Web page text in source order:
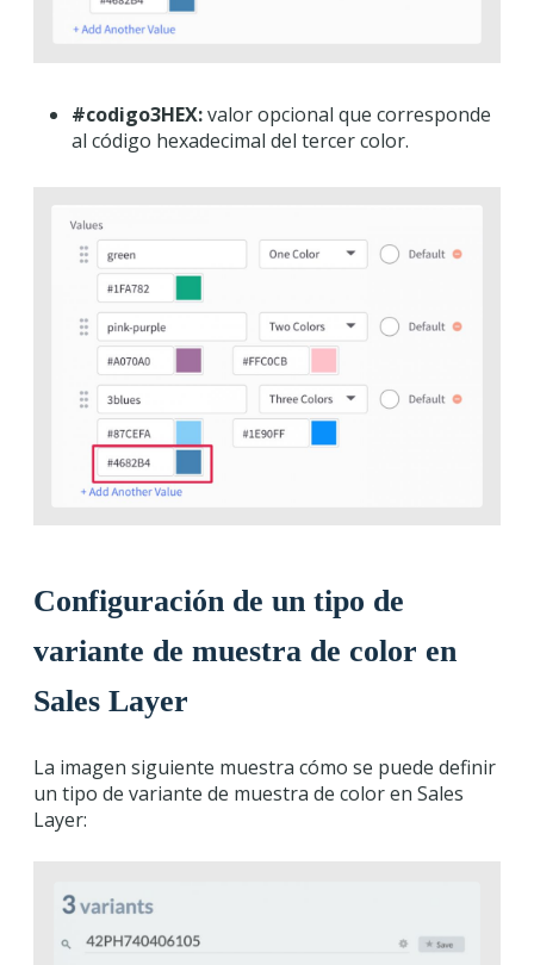
#codigo3HEX:valor opcional que corresponde
al código hexadecimal del tercer color.
Configuración de un tipo de
variante de muestra de color en
Sales Layer
La imagen siguiente muestra cómo se puede definir
un tipo de variante de muestra de color en Sales
Layer: